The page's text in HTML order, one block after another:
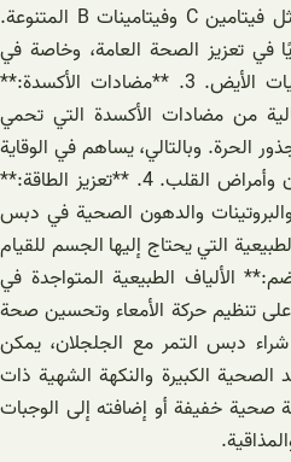
الجلجلان على فيتامينات هامة مثل فيتامين C وفيتامينات B المتنوعة.
في تعزيز الصحة العامة، وخاصة في
دعم جهاز المناعة وتحسين عمليات الأيض. 3. **مضادات الأكسدة:**
من مضادات الأكسدة التي تحمي
الحرة. وبالتالي، يساهم في الوقاية
من الأمراض المزمنة مثل السرطان وأمراض القلب. 4. **تعزيز الطاقة:**
والدهون الصحية في دبس
التي يحتاج إليها الجسم للقيام
5. **دعم الهضم:** الألياف الطبيعية المتواجدة في
على تنظيم حركة الأمعاء وتحسين صحة
دبس التمر مع الجلجلان، يمكن
الصحية الكبيرة والنكهة الشهية ذات
صحية خفيفة أو إضافته إلى الوجبات